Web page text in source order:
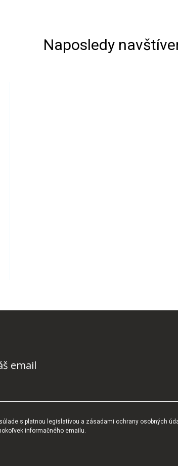
Naposledy
email
s platnou legislatívou a zásadami ochrany osobných
informačného emailu.